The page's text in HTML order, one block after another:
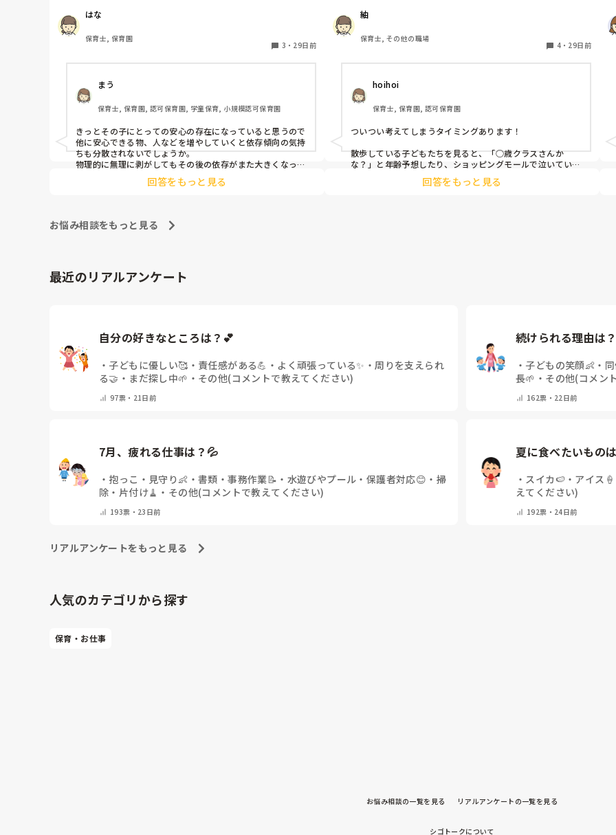
6月から副担が変わったのですが、まだ2年目の先生で距
離感が近いことや受け止めが多いのが原因なのか
その子が依存傾向になってしまい困っています。最初は、
副担に叩くや大声で怒る、困らせることが多かったのが、
最近は、お昼寝の際にそばを離れると泣くようになりまし
か、物理的に距離を離した方がいいのか悩んでいます。こ
うなった原因とアドバイスが欲しいです。
はな
保育士, 保育園
3 ・ 29日前
まう
保育士, 保育園, 認可保育園, 学童保育, 小規模認可保育園
きっとその子にとっての安心の存在になっていると思うので
他に安心できる物、人などを増やしていくと依存傾向の気持
ちも分散されないでしょうか。
物理的に無理に剥がしてもその後の依存がまた大きくなって
しまう気がします、、
私の園にも依存傾向のグレーの配慮児がいて、試行錯誤中で
回答をもっと見る
紬
保育士, その他の職場
4・ 29日前
hoihoi
保育士, 保育園, 認可保育園
ついつい考えてしまうタイミングあります！
散歩している子どもたちを見ると、「○歳クラスさんか
な？」と年齢予想したり、ショッピングモールで泣いている
子どもを見ると目で追いかけてしまったり、1人で歩いてい
る子どもを見たら「保護者の方は？」と探してしまうことが
回答をもっと見る
お悩み相談をもっと見る
最近のリアルアンケート
自分の好きなところは？💕
・ 子どもに優しい🥰 ・ 責任感がある💪 ・ よく頑張っている✨ ・周りを支えられ
る🤝 ・ まだ探し中🌱 ・ その他(コメントで教えてください)
97票・ 21日前
続けられる理由は
・ 子どもの笑顔👶 ・
長🌱 ・ その他(コメン
162票・ 22日前
7月、疲れる仕事は？💦
・ 抱っこ・見守り👶 ・ 書類・事務作業📝 ・ 水遊びやプール ・ 保護者対応😊 ・ 掃
除・片付け🧹 ・ その他(コメントで教えてください)
193票・ 23日前
夏に食べたいもの
・ スイカ🍉 ・ アイス🍦
えてください)
192票・ 24日前
リアルアンケートをもっと見る
人気のカテゴリから探す
保育・お仕事
お悩み相談の一覧を見る リアルアンケートの一覧を見る
シゴトークについて